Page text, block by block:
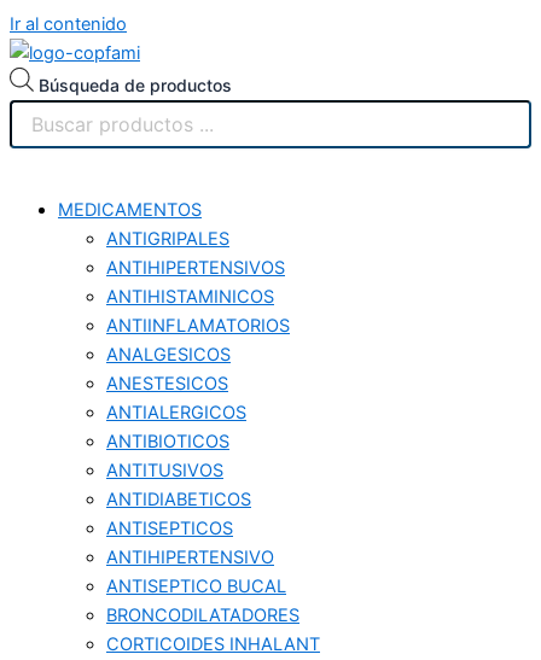
Ir al contenido
Búsqueda de productos
MEDICAMENTOS
ANTIGRIPALES
ANTIHIPERTENSIVOS
ANTIHISTAMINICOS
ANTIINFLAMATORIOS
ANALGESICOS
ANESTESICOS
ANTIALERGICOS
ANTIBIOTICOS
ANTITUSIVOS
ANTIDIABETICOS
ANTISEPTICOS
ANTIHIPERTENSIVO
ANTISEPTICO BUCAL
BRONCODILATADORES
CORTICOIDES INHALANT